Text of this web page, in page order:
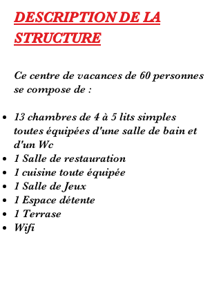
DESCRIPTION DE LA
STRUCTURE
Ce centre de vacances de 60 personnes
se compose de :
13 chambres de 4 à 5 lits simples
toutes équipées d'une salle de bain et
d'un Wc
1 Salle de restauration
1 cuisine toute équipée
1 Salle de Jeux
1 Espace détente
1 Terrase
Wifi